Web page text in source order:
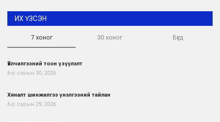
ИХ ҮЗСЭН
7 хоног 30 хоног Бүгд
Үйлчилгээний тоон үзүүлэлт
6-р сарын 30, 2026
Хяналт шинжилгээ үнэлгээний тайлан
6-р сарын 29, 2026